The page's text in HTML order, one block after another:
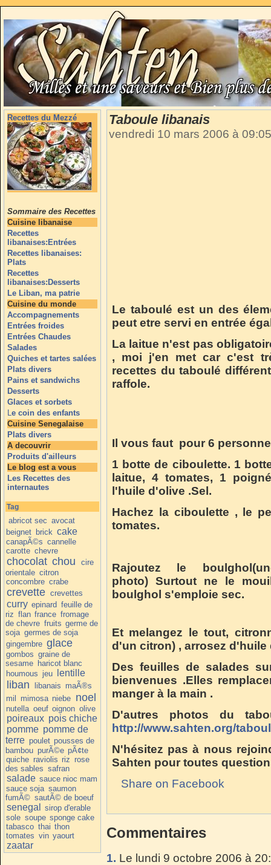
Recettes du Mezzé
Sommaire des Recettes
Cuisine libanaise
Recettes
libanaises:Entrées
Recettes libanaises:
Plats
Recettes
libanaises:Desserts
Le Liban, ma patrie
Cuisine du monde
Accompagnements
Entrées froides
Entrées Chaudes
Salades
Quiches et tartes salées
Plats divers
Pains et sandwichs
Desserts
Glaces et sorbets
Le coin des enfants
Cuisine Senegalaise
Plats divers
A decouvrir
Produits d'ailleurs
Le blog est a vous
Les Recettes des
internautes
Tag
abricot sec avocat
beignet brick cake
canapÃ©s cannelle
carotte chevre
chocolat chou
cire
orientale citron
concombre crabe
crevette crevettes
curry epinard feuille de
riz flan france fromage
de chevre fruits germe de
soja germes de soja
gingembre glace
gombos graine de
sesame haricot blanc
houmous jeu lentille
liban libanais maÃ®s
mil mimosa niebe noel
nutella oeuf oignon olive
poireaux pois chiche
pomme pomme de
terre poulet pousses de
bambou purÃ©e pÃ¢te
quiche raviolis riz rose
des sables safran
salade sauce nioc mam
sauce soja saumon
fumÃ© sautÃ© de boeuf
senegal
sirop d'erable
sole soupe sponge cake
tabasco thai thon
tomates vin yaourt
zaatar
Taboule libanais
vendredi 10 mars 2006 à
Le taboulé est un des
peut etre servi en entrée
La laitue n'est pas
, moi j'en met car c'est
recettes du taboulé
raffole.
Il vous faut pour 6
1 botte de ciboulette. 1
laitue, 4 tomates, 1
l'huile d'olive .Sel.
Hachez la ciboulette , le
tomates.
Rajoutez le
photo) Surtout ne le
boulghol s'emploie sec.
Et melangez le tout,
d'un citron) , arrosez d'huile
Des feuilles de salades
bienvenues .Elles
manger à la main .
D'autres photos du
http://www.sahten.org/
N'hésitez pas à nous
Sahten pour toutes
Share on Facebook
Commentaires
1. Le lundi 9 octobre 2006 à